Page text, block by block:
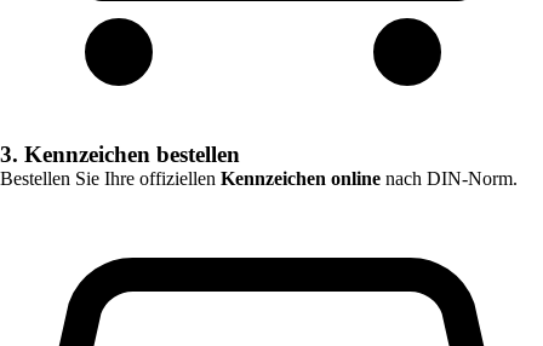
3. Kennzeichen bestellen
Bestellen Sie Ihre offiziellen Kennzeichen online nach DIN-Norm.